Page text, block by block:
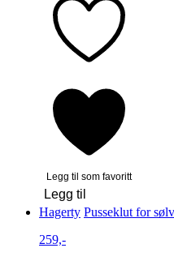
Legg til som favoritt
Legg til
Hagerty Pusseklut for sølv
259,-